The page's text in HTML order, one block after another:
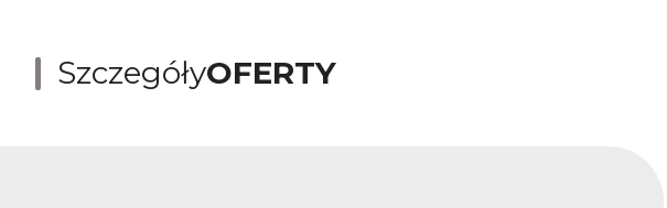
SzczegółyOFERTY